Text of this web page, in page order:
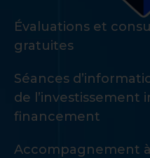
Évaluations et
gratuites
Séances
de l’investissement
financement
Accompagnement